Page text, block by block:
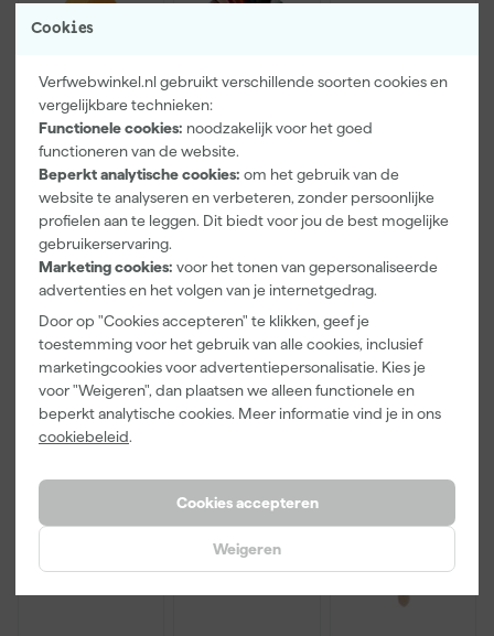
Cookies
Verfwebwinkel.nl gebruikt verschillende soorten cookies en
vergelijkbare technieken:
Functionele cookies: noodzakelijk voor het goed
functioneren van de website.
Beperkt analytische cookies: om het gebruik van de
website te analyseren en verbeteren, zonder persoonlijke
profielen aan te leggen. Dit biedt voor jou de best mogelijke
gebruikerservaring.
Marketing cookies: voor het tonen van gepersonaliseerde
advertenties en het volgen van je internetgedrag.
Door op "Cookies accepteren" te klikken, geef je
toestemming voor het gebruik van alle cookies, inclusief
marketingcookies voor advertentiepersonalisatie. Kies je
voor "Weigeren", dan plaatsen we alleen functionele en
beperkt analytische cookies. Meer informatie vind je in ons
cookiebeleid.
Cookies accepteren
Weigeren
Paintura
Lucamax
Washi tape -
50mx24mm
Maandag
bezorgd
3,99
incl. BTW
Farrow & Ball
F&B
Kleurenwaaie
r
bezorgd
22,00
incl. BTW
Klingspor
Schuurblok
100X70X25m
m Sk 500
Maandag
bezorgd
1,39
incl. BTW